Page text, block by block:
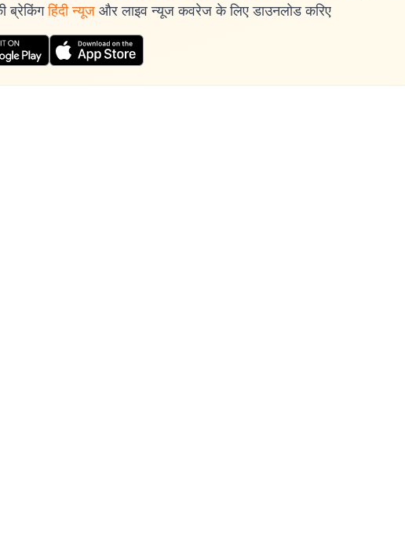
ब्रेकिंग हिंदी न्यूज और लाइव न्यूज कवरेज के लिए डाउनलोड करिए